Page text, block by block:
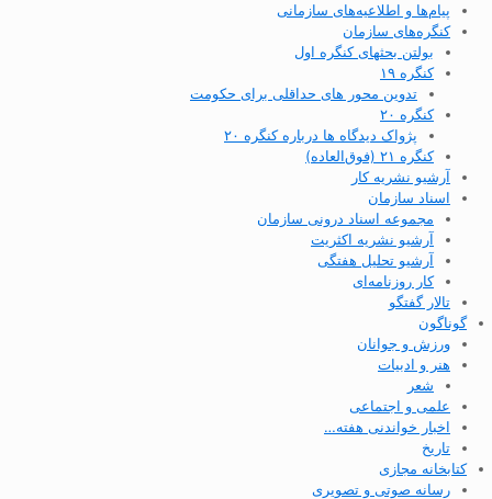
پیام‌ها و اطلاعیه‌های سازمانی
کنگره‌های سازمان
بولتن بحثهای کنگره اول
کنگره ۱۹
تدوین محور های حداقلی برای حکومت
کنگره ۲۰
پژواک دیدگاه ها درباره کنگره ۲۰
کنگره ۲۱ (فوق‌العاده)
آرشیو نشریه کار
اسناد سازمان
مجموعه اسناد درونی سازمان
آرشیو نشریه اکثریت
آرشیو تحلیل هفتگی
کار روزنامه‌ای
تالار گفتگو
گوناگون
ورزش و جوانان
هنر و ادبیات
شعر
علمی و اجتماعی
اخبار خواندنی هفته…
تاریخ
کتابخانه مجازی
رسانه صوتی و تصویری